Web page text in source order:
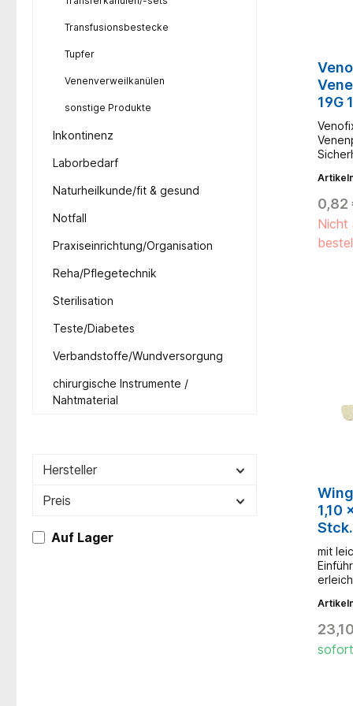
Transfusionsbestecke
Tupfer
Venenverweilkanülen
sonstige Produkte
Inkontinenz
Laborbedarf
Naturheilkunde/fit & gesund
Notfall
Praxiseinrichtung/Organisation
Reha/Pflegetechnik
Sterilisation
Teste/Diabetes
Verbandstoffe/Wundversorgung
chirurgische Instrumente /
Nahtmaterial
Hersteller
Preis
Auf Lager
19G
cm
ist
Stahl
0,82
Nicht
1,10
mit
für